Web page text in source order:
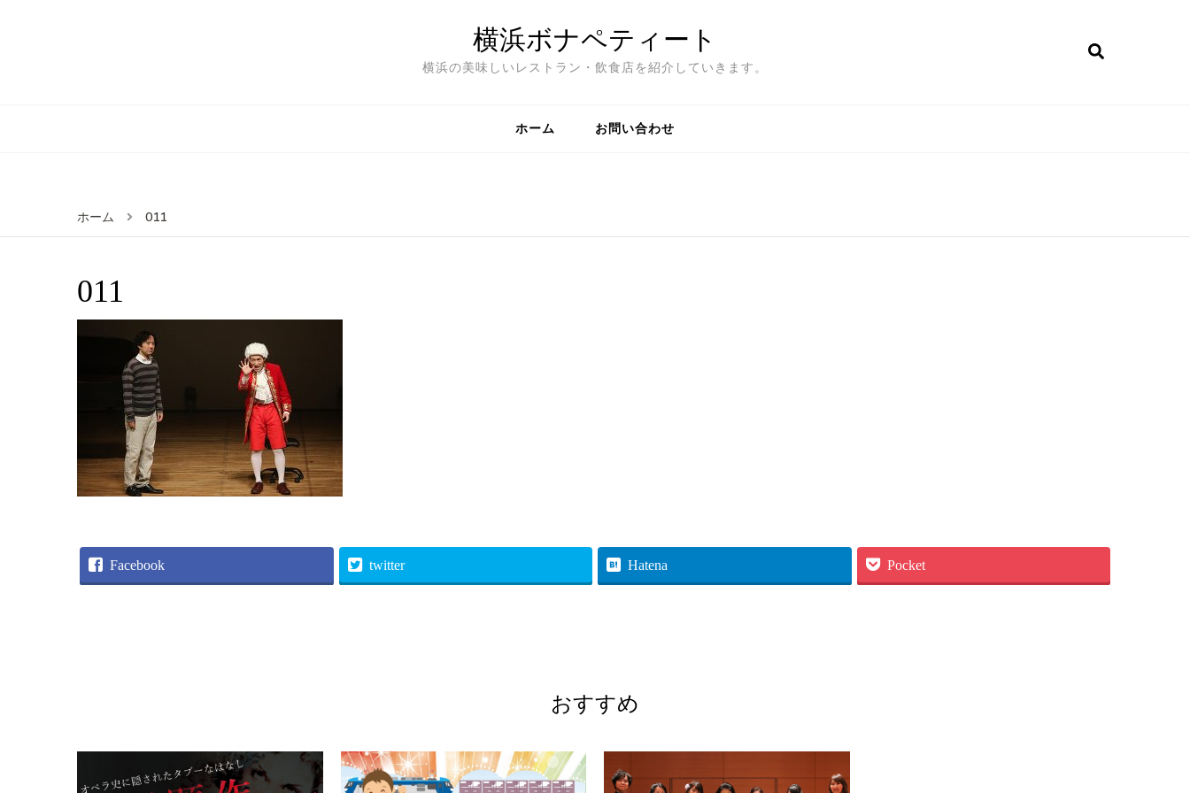
横浜ボナペティート
横浜の美味しいレストラン・飲食店を紹介していきます。
ホーム お問い合わせ
ホーム 011
011
Facebook twitter Hatena Pocket
おすすめ